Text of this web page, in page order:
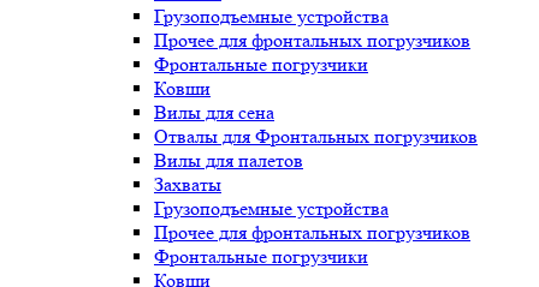
Грузоподъемные устройства
Прочее для фронтальных погрузчиков
Фронтальные погрузчики
Ковши
Вилы для сена
Отвалы для Фронтальных погрузчиков
Вилы для палетов
Захваты
Грузоподъемные устройства
Прочее для фронтальных погрузчиков
Фронтальные погрузчики
Ковши